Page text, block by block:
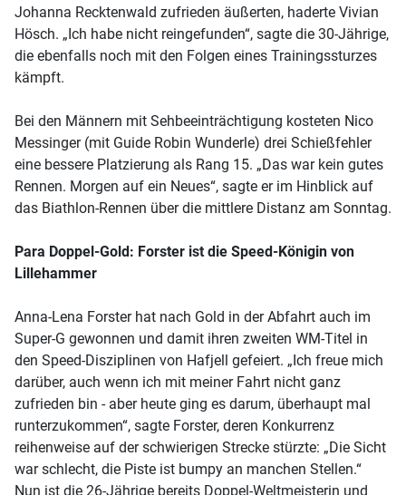
Johanna Recktenwald zufrieden äußerten, haderte Vivian
Hösch. „Ich habe nicht reingefunden“, sagte die 30-Jährige,
die ebenfalls noch mit den Folgen eines Trainingssturzes
kämpft.
Bei den Männern mit Sehbeeinträchtigung kosteten Nico
Messinger (mit Guide Robin Wunderle) drei Schießfehler
eine bessere Platzierung als Rang 15. „Das war kein gutes
Rennen. Morgen auf ein Neues“, sagte er im Hinblick auf
das Biathlon-Rennen über die mittlere Distanz am Sonntag.
Para Doppel-Gold: Forster ist die Speed-Königin von
Lillehammer
Anna-Lena Forster hat nach Gold in der Abfahrt auch im
Super-G gewonnen und damit ihren zweiten WM-Titel in
den Speed-Disziplinen von Hafjell gefeiert. „Ich freue mich
darüber, auch wenn ich mit meiner Fahrt nicht ganz
zufrieden bin - aber heute ging es darum, überhaupt mal
runterzukommen“, sagte Forster, deren Konkurrenz
reihenweise auf der schwierigen Strecke stürzte: „Die Sicht
war schlecht, die Piste ist bumpy an manchen Stellen.“
Nun ist die 26-Jährige bereits Doppel-Weltmeisterin und